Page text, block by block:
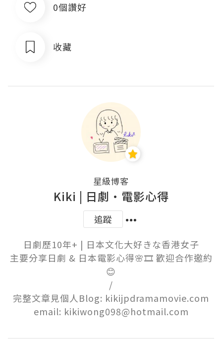
0個讚好
收藏
星級博客
Kiki | 日劇•電影心得
追蹤
日劇歷10年+ | 日本文化大好きな香港女子
主要分享日劇 & 日本電影心得🌸🎞️ 歡迎合作邀約
😊
/
完整文章見個人Blog: kikijpdramamovie.com
email: kikiwong098@hotmail.com